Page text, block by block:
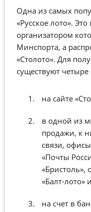
Одна из самых
«Русское лото».
организатором
Минспорта, а
«Столото». Для
существуют четыре
на сайте
в одной из
продажи, к
связи,
«Почты
«Бристоль»,
«Балт-лото»
на счет в